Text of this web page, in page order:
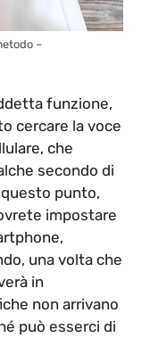
–
funzione,
cercare la voce
che
secondo di
punto,
impostare
una volta che
in
non arrivano
può esserci di